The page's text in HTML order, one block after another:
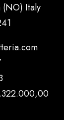
(NO) Italy